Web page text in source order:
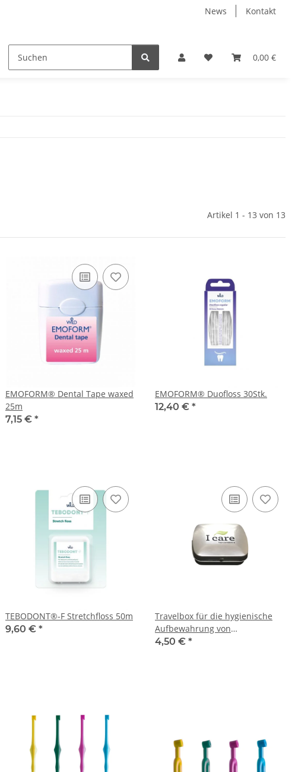
News Kontakt
0,00 €
Weißere Zähne Mundspülungen Kieferorthopädie
Artikel 1 - 13 von 13
EMOFORM® Dental Tape waxed
25m
7,15 € *
EMOFORM® Duofloss 30Stk.
12,40 € *
TEBODONT®-F Stretchfloss 50m
9,60 € *
Travelbox für die hygienische
Aufbewahrung von
Dentalprodukten
4,50 € *